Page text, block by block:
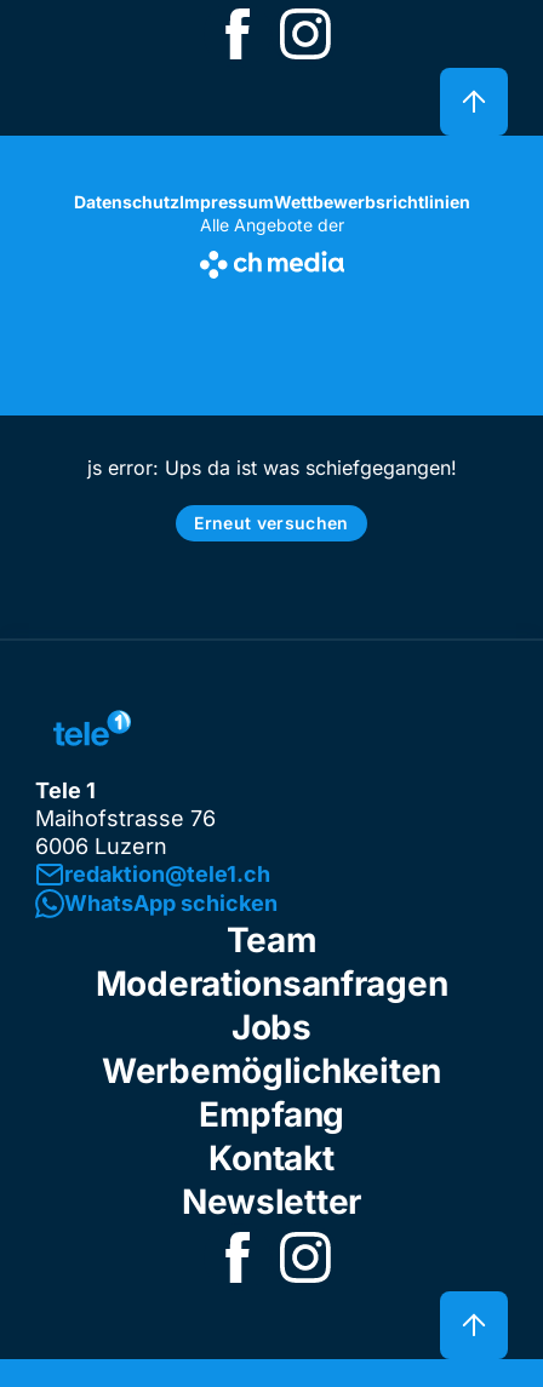
DatenschutzImpressumWettbewerbsrichtlinien
Alle Angebote der
js error: Ups da ist was schiefgegangen!
Erneut versuchen
Tele 1
Maihofstrasse 76
6006 Luzern
redaktion@tele1.ch
WhatsApp schicken
Team
Moderationsanfragen
Jobs
Werbemöglichkeiten
Empfang
Kontakt
Newsletter